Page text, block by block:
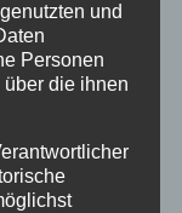
in Bad
und
Personen
die ihnen